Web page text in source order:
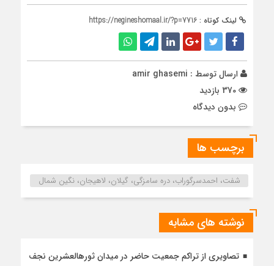
لینک کوتاه : https://negineshomaal.ir/?p=7716
ارسال توسط : amir ghasemi
بدون دیدگاه
برچسب ها
شفت، احمدسرگوراب، دره سامزگی، گیلان، لاهیجان، نگین شمال
نوشته های مشابه
تصاویری از تراکم جمعیت حاضر در میدان ثورهالعشرین نجف